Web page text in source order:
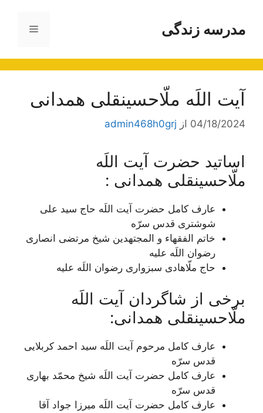
محتوامدرسه زندگی فهرست
آیت اللَه ملّاحسینقلی همدانی
04/18/2024 از admin468h0grj
اساتید حضرت آیت اللَه
ملّاحسینقلی همدانی :
عارف کامل حضرت آیت اللَه حاج سید علی
شوشتری قدس سرّه
خاتم الفقهاء و المجتهدین شیخ مرتضی انصاری
رضوان اللَه علیه
حاج ملّاهادی سبزواری رضوان اللَه علیه
برخی از شاگردان آیت اللَه
ملّاحسینقلی همدانی:
عارف کامل مرحوم آیت اللَه سيد احمد كربلايى
قدس سرّه
عارف کامل حضرت آیت اللَه شيخ محمّد بهارى
قدس سرّه
عارف کامل حضرت آیت اللَه میرزا جواد آقا